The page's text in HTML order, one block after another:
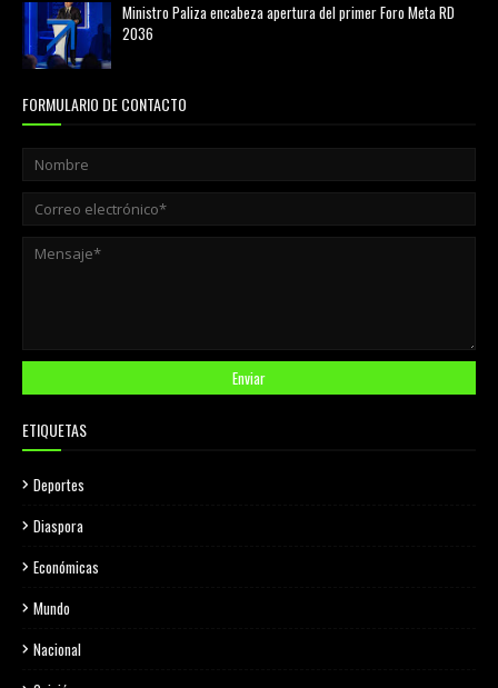
Ministro Paliza encabeza apertura del primer Foro Meta RD
2036
FORMULARIO DE CONTACTO
ETIQUETAS
Deportes
Diaspora
Económicas
Mundo
Nacional